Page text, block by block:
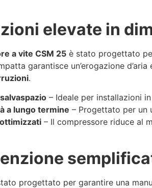
elevate in
a vite CSM 25 è stato progettato
garantisce un’erogazione
.
– Ideale per installazioni
a lungo termine – Progettato per un
– Il compressore riduce al
progettato per garantire una